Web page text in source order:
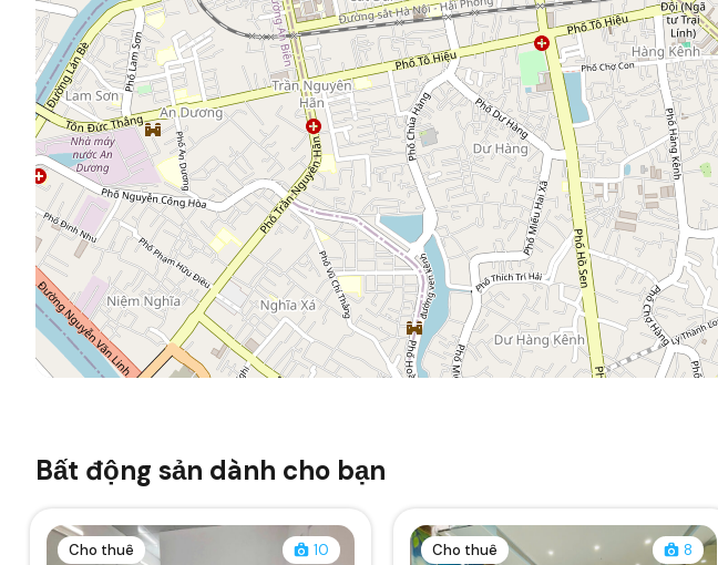
Bất động sản dành cho bạn
Cho thuê 10 Cho thuê 8